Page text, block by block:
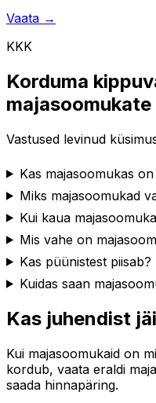
Vaata →
KKK
Korduma
majasoomukate
Vastused levinud
Kas majasoomukas
Miks majasoomukad
Kui kaua
Mis vahe on
Kas püünistest piisab?
Kuidas saan
Kas juhendist
Kui majasoomukaid on
kordub, vaata eraldi
saada hinnapäring.